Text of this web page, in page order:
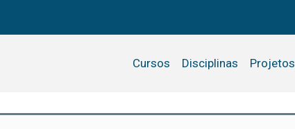
Cursos Disciplinas Projetos